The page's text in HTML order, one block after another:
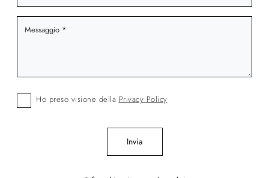
Ho preso visione della Privacy Policy
Invia